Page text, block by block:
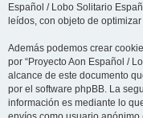
Español / Lobo Solitario
leídos, con objeto de
Además podemos crear
por “Proyecto Aon Español /
alcance de este documento
por el software phpBB. La
información es mediante lo